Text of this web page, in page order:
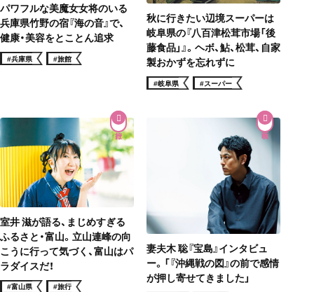
パワフルな美魔女女将のいる
兵庫県竹野の宿『海の音』で、
健康・美容をとことん追求
#兵庫県 #旅館
秋に行きたい辺境スーパーは
岐阜県の『八百津松茸市場「後
藤食品」』。ヘボ、鮎、松茸、自家
製おかずを忘れずに
#岐阜県 #スーパー
室井 滋が語る、まじめすぎる
ふるさと・富山。立山連峰の向
こうに行って気づく、富山はパ
ラダイスだ！
#富山県 #旅行
妻夫木 聡『宝島』インタビュ
ー。「『沖縄戦の図』の前で感情
が押し寄せてきました」